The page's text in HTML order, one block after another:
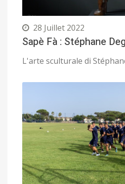
28 Juillet 2022
Sapè Fà : Stéphane
L'arte sculturale di